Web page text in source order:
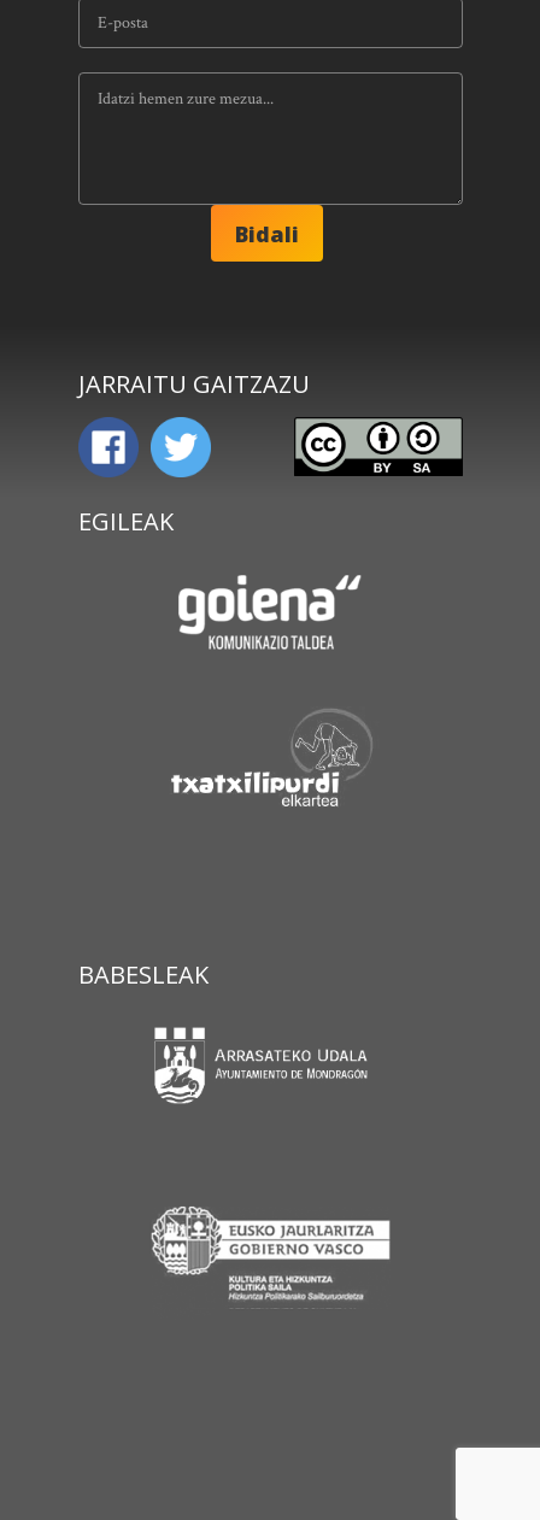
JARRAITU GAITZAZU
EGILEAK
BABESLEAK